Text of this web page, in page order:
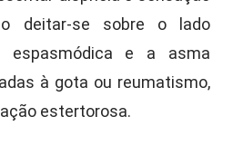
deitar-se sobre o lado
espasmódica e a asma
à gota ou reumatismo,
estertorosa.